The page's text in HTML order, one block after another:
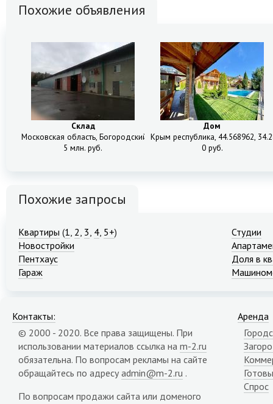
Похожие объявления
Склад
Московская область, Богородский городской округ, 1А
5 млн. руб.
Дом
Крым республика, 44.568962,
0 руб.
Похожие запросы
Квартиры (1 2 3 4 5+)
Студии
Новостройки
Пентхаус
Доля в
Гараж
Контакты:
© 2000 - 2020. Все права защищены. При
использовании материалов ссылка на m-2.ru
обязательна. По вопросам рекламы на сайте
обращайтесь по адресу admin@m-2.ru .
По вопросам продажи сайта или доменого
Аренда
Спрос